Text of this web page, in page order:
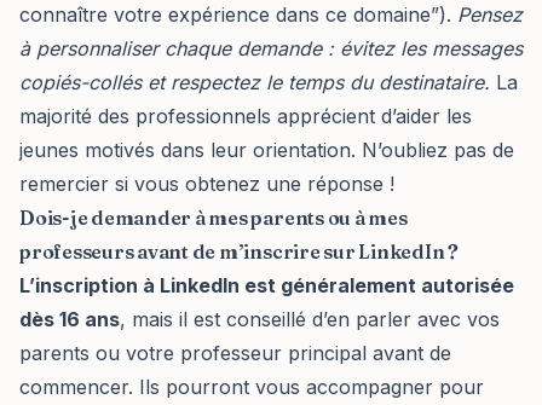
connaître votre expérience dans ce domaine”). Pensez
à personnaliser chaque demande : évitez les messages
copiés-collés et respectez le temps du destinataire. La
majorité des professionnels apprécient d’aider les
jeunes motivés dans leur orientation. N’oubliez pas de
remercier si vous obtenez une réponse !
Dois-je demander à mes parents ou à mes
professeurs avant de m’inscrire sur LinkedIn ?
L’inscription à LinkedIn est généralement autorisée
dès 16 ans, mais il est conseillé d’en parler avec vos
parents ou votre professeur principal avant de
commencer. Ils pourront vous accompagner pour